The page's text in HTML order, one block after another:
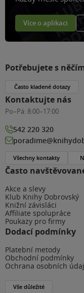
Více o aplikaci
Často
Akce a slevy
Klub Knihy Dobrovský
Knižní závisláci
Affiliate spolupráce
Poukazy pro firmy
Dodací podmínky
Platební metody
Obchodní podmínky
Ochrana osobních
Vše důležité
Potřebujete s
Často kladené dotazy
Kontaktujte nás
Po–Pá: 8:00–17:00
542 220 320
Všechny kontakty